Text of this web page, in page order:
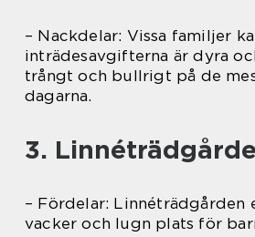
– Nackdelar: Vissa familjer
inträdesavgifterna är dyra
trångt och bullrigt på de
dagarna.
3.
– Fördelar: Linnéträdgården
vacker och lugn plats för